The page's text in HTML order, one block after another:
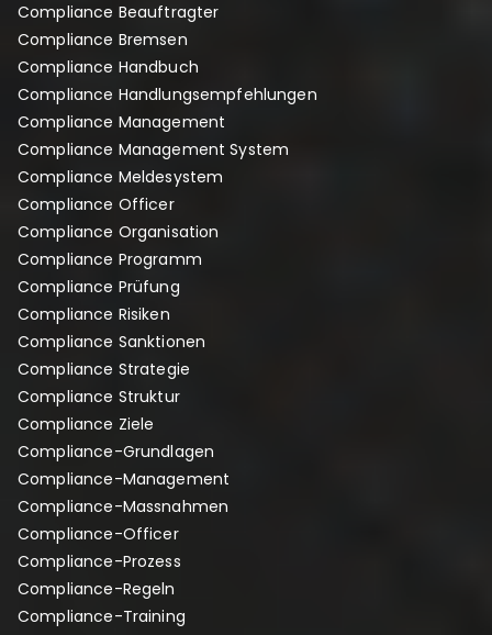
Compliance Beauftragter
Compliance Bremsen
Compliance Handbuch
Compliance Handlungsempfehlungen
Compliance Management
Compliance Management System
Compliance Meldesystem
Compliance Officer
Compliance Organisation
Compliance Programm
Compliance Prüfung
Compliance Risiken
Compliance Sanktionen
Compliance Strategie
Compliance Struktur
Compliance Ziele
Compliance-Grundlagen
Compliance-Management
Compliance-Massnahmen
Compliance-Officer
Compliance-Prozess
Compliance-Regeln
Compliance-Training